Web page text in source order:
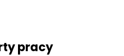
pracy